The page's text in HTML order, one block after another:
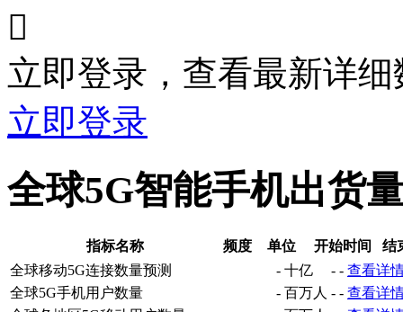

立即登录，查看最新详细
立即登录
全球5G智能手机出货
指标名称 频度 单位 开始时间
结
全球移动5G连接数量预测
- 十亿 - - 查看详
全球5G手机用户数量
- 百万人 - - 查看详